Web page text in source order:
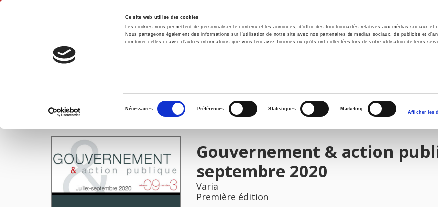
Ce site web utilise des cookies
Les cookies nous permettent de personnaliser le contenu et les annonces, d'offrir des fonctionnalités relatives aux médias sociaux et
Nous partageons également des informations sur l'utilisation de notre site avec nos partenaires de médias sociaux, de publicité et
combiner celles-ci avec d'autres informations que vous leur avez fournies ou qu'ils ont collectées lors de votre utilisation de leurs
consentement
Nécessaires Préférences Statistiques Marketing
Afficher les
Accueil Environnement Histoire International
IMAGES
Gouvernement & action
septembre 2020
Varia
Première édition